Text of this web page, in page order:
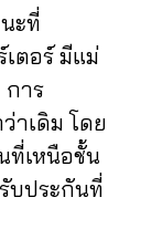
ะที่
ตอร์ มีแม่
การ
าเดิม โดย
ที่เหนือชั้น
บประกันที่